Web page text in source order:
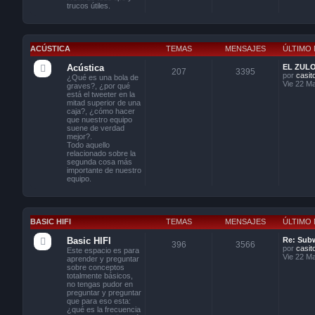
trucos útiles.
ACÚSTICA TEMAS MENSAJES ÚLTIMO
Acústica
¿Qué es una bola de
graves?, ¿por qué
está el tweeter en la
mitad superior de una
caja?, ¿cómo hacer
que nuestro equipo
suene de verdad
mejor?.
Todo aquello
relacionado sobre la
segunda cosa más
importante de nuestro
equipo.
207 3395
EL
por
Vie 22
BASIC HIFI TEMAS MENSAJES ÚLTIMO
Basic HIFI
Este espacio es para
aprender y preguntar
sobre conceptos
totalmente básicos,
no tengas pudor en
preguntar y preguntar
que para eso esta:
¿qué es la frecuencia
396 3566
Re:
por
Vie 22